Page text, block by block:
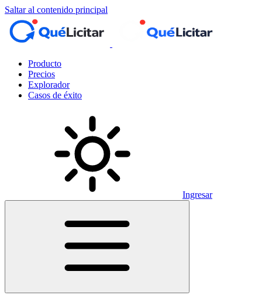
Saltar al contenido principal
Producto
Precios
Explorador
Casos de éxito
Ingresar